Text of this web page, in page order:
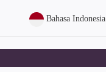
Bahasa Indonesia